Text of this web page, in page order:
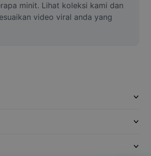
minit. Lihat koleksi kami dan
video viral anda yang